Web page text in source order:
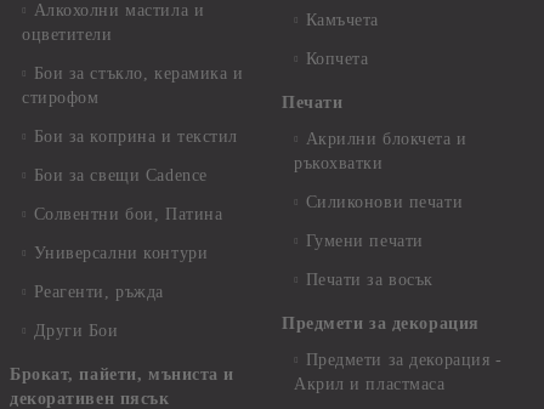
Алкохолни мастила и
оцветители
Бои за стъкло, керамика и
стирофом
Бои за коприна и текстил
Бои за свещи Cadence
Солвентни бои, Патина
Универсални контури
Реагенти, ръжда
Други Бои
Брокат, пайети, мъниста и
декоративен пясък
Камъчета
Копчета
Печати
Акрилни блокчета и
ръкохватки
Силиконови печати
Гумени печати
Печати за восък
Предмети за декорация
Предмети за декорация -
Акрил и пластмаса